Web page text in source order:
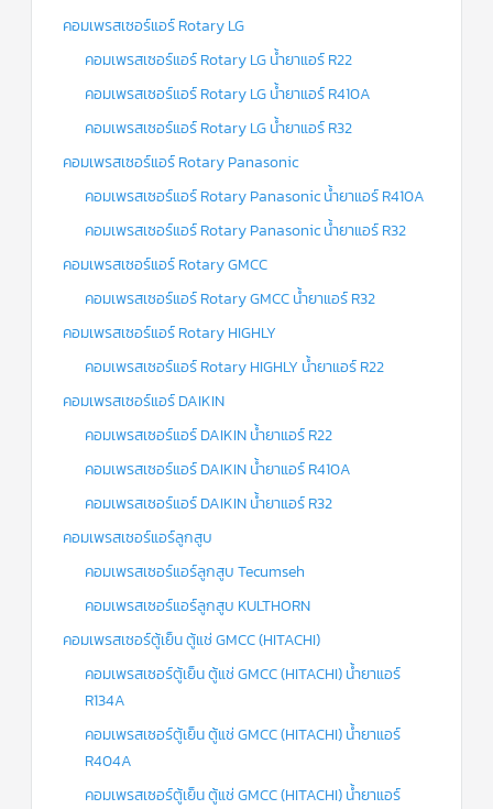
คอมเพรสเซอร์แอร์ Rotary LG
คอมเพรสเซอร์แอร์ Rotary LG น้ำยาแอร์ R22
คอมเพรสเซอร์แอร์ Rotary LG น้ำยาแอร์ R410A
คอมเพรสเซอร์แอร์ Rotary LG น้ำยาแอร์ R32
คอมเพรสเซอร์แอร์ Rotary Panasonic
คอมเพรสเซอร์แอร์ Rotary Panasonic น้ำยาแอร์ R410A
คอมเพรสเซอร์แอร์ Rotary Panasonic น้ำยาแอร์ R32
คอมเพรสเซอร์แอร์ Rotary GMCC
คอมเพรสเซอร์แอร์ Rotary GMCC น้ำยาแอร์ R32
คอมเพรสเซอร์แอร์ Rotary HIGHLY
คอมเพรสเซอร์แอร์ Rotary HIGHLY น้ำยาแอร์ R22
คอมเพรสเซอร์แอร์ DAIKIN
คอมเพรสเซอร์แอร์ DAIKIN น้ำยาแอร์ R22
คอมเพรสเซอร์แอร์ DAIKIN น้ำยาแอร์ R410A
คอมเพรสเซอร์แอร์ DAIKIN น้ำยาแอร์ R32
คอมเพรสเซอร์แอร์ลูกสูบ
คอมเพรสเซอร์แอร์ลูกสูบ Tecumseh
คอมเพรสเซอร์แอร์ลูกสูบ KULTHORN
คอมเพรสเซอร์ตู้เย็น ตู้แช่ GMCC (HITACHI)
คอมเพรสเซอร์ตู้เย็น ตู้แช่ GMCC (HITACHI) น้ำยาแอร์
R134A
คอมเพรสเซอร์ตู้เย็น ตู้แช่ GMCC (HITACHI) น้ำยาแอร์
R404A
คอมเพรสเซอร์ตู้เย็น ตู้แช่ GMCC (HITACHI) น้ำยาแอร์